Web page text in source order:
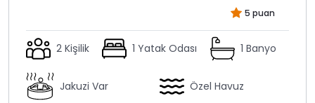
5 puan
2 Kişilik 1 Yatak Odası 1 Banyo
Jakuzi Var Özel Havuz